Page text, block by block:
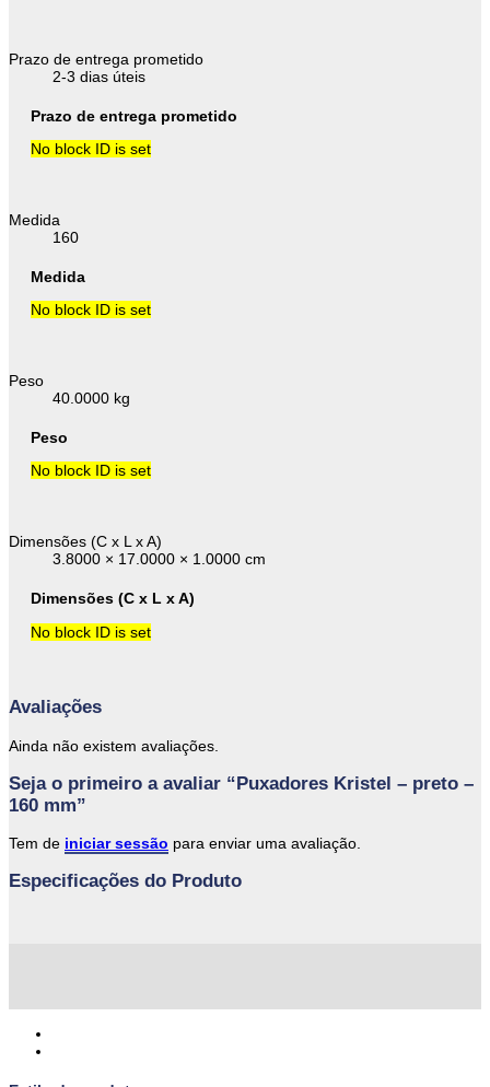
Prazo de entrega prometido
2-3 dias úteis
Prazo de entrega prometido
No block ID is set
Medida
160
Medida
No block ID is set
Peso
40.0000 kg
Peso
No block ID is set
Dimensões (C x L x A)
3.8000 × 17.0000 × 1.0000 cm
Dimensões (C x L x A)
No block ID is set
Avaliações
Ainda não existem avaliações.
Seja o primeiro a avaliar “Puxadores Kristel – preto –
160 mm”
Tem de iniciar sessão para enviar uma avaliação.
Especificações do Produto